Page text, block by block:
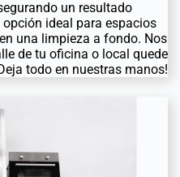
un resultado
ideal para espacios
una limpieza a fondo. Nos
de tu oficina o local quede
todo en nuestras manos!